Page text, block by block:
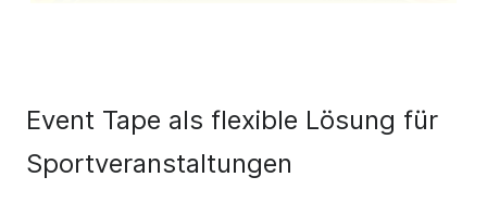
Event Tape als flexible Lösung für
Sportveranstaltungen